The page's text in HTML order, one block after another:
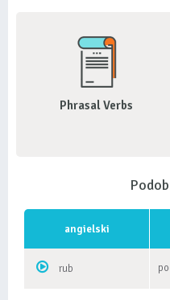
Phrasal Verbs
angielski
rub